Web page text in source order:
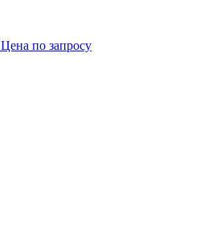
Цена по запросу